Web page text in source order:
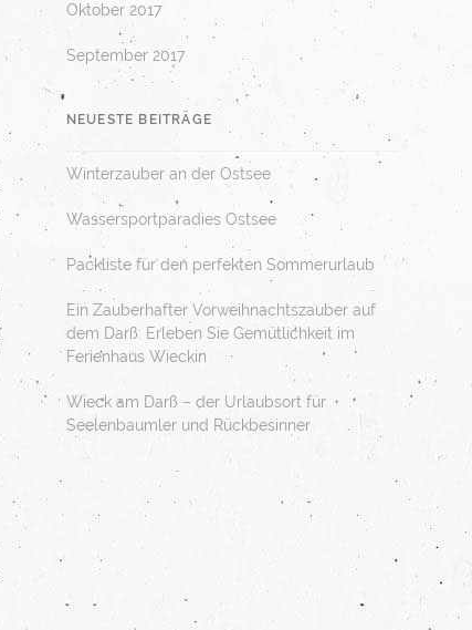
Oktober 2017
September 2017
NEUESTE BEITRÄGE
Winterzauber an der Ostsee
Wassersportparadies Ostsee
Packliste für den perfekten Sommerurlaub
Ein Zauberhafter Vorweihnachtszauber auf
dem Darß: Erleben Sie Gemütlichkeit im
Ferienhaus Wieckin
Wieck am Darß – der Urlaubsort für
Seelenbaumler und Rückbesinner